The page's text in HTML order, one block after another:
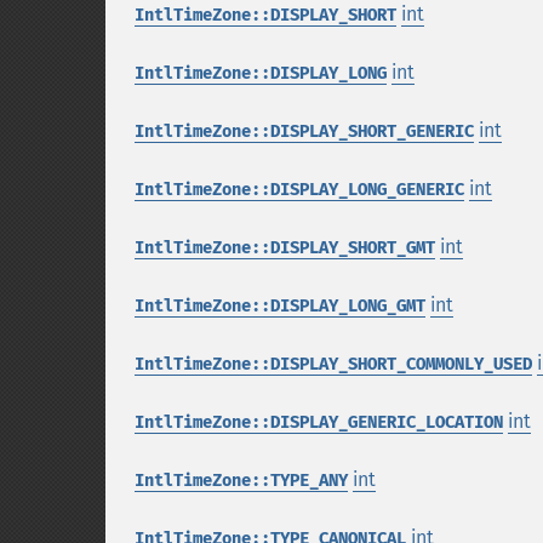
IntlTimeZone::DISPLAY_SHORT int
IntlTimeZone::DISPLAY_LONG int
IntlTimeZone::DISPLAY_SHORT_GENERIC int
IntlTimeZone::DISPLAY_LONG_GENERIC int
IntlTimeZone::DISPLAY_SHORT_GMT int
IntlTimeZone::DISPLAY_LONG_GMT int
IntlTimeZone::DISPLAY_SHORT_COMMONLY_USED
IntlTimeZone::DISPLAY_GENERIC_LOCATION int
IntlTimeZone::TYPE_ANY int
IntlTimeZone::TYPE_CANONICAL int